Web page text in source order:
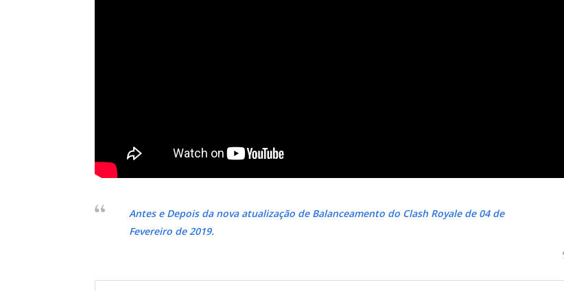
Antes e Depois da nova atualização de Balanceamento do Clash Royale de 04 de
Fevereiro de 2019.